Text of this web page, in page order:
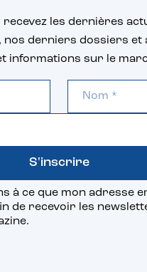
recevez les dernières
nos derniers dossiers et
informations sur le
à ce que mon adresse
de recevoir les
S'inscrire